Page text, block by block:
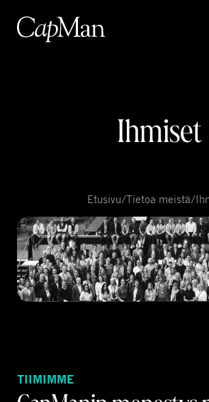
sisältöön
Ihmiset
Etusivu/Tietoa meistä/
TIIMIMME